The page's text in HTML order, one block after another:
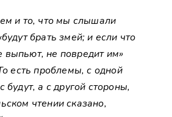
и то, что мы слышали
брать змей; и если что
выпьют, не повредит им»
есть проблемы, с одной
будут, а с другой стороны,
чтении сказано,